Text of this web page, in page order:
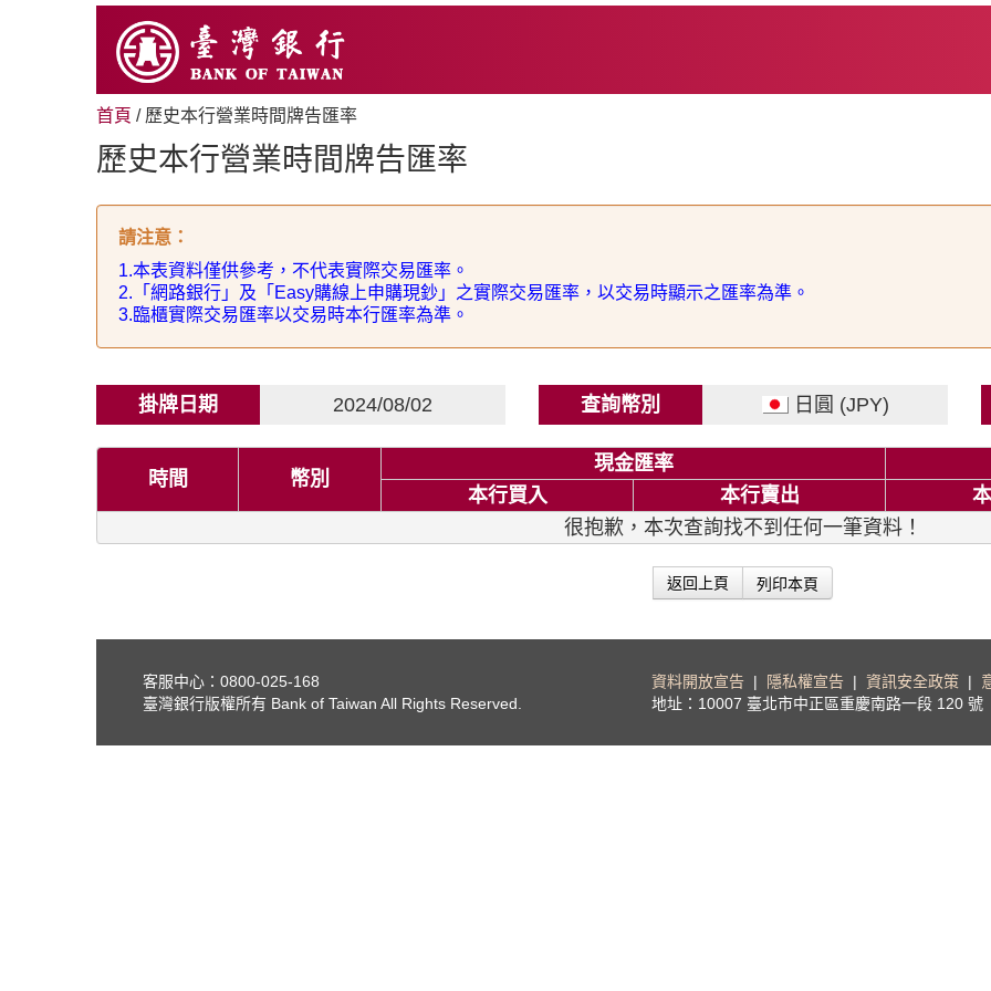
首頁 / 歷史本行營業時間牌告匯率
歷史本行營業時間牌告匯率
請注意 ：
1.本表資料僅供參考，不代表實際交易匯率。
2. 「網路銀行」及「 Easy購線上申購現鈔」之實際交易匯率，以交易時顯示之匯率為準。
3.臨櫃實際交易匯率以交易時本行匯率為準。
掛牌日期 2024/08/02 查詢幣別 日圓 (JPY)
時間 幣別
現金匯率
本行買入
本行賣出
很抱歉，本次查詢找不到任何一筆資料！
返回上頁 列印本頁
客服中心：0800-025-168
臺灣銀行版權所有 Bank of Taiwan All Rights Reserved.
資料開放宣告 | 隱私權宣告 | 資訊安全政策 |
地址：10007 臺北市中正區重慶南路一段 120 號